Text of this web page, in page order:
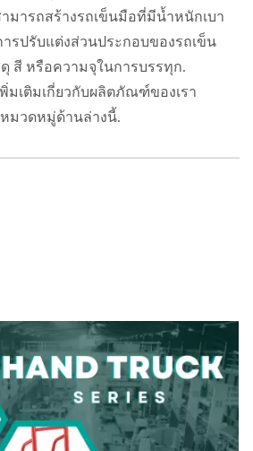
มารถสร้างรถเข็นมือที่มีน้ำหนักเบา
รปรับแต่งส่วนประกอบของรถเข็น
สี หรือความจุในการบรรทุก.
มเติมเกี่ยวกับผลิตภัณฑ์ของเรา
มวดหมู่ด้านล่างนี้.